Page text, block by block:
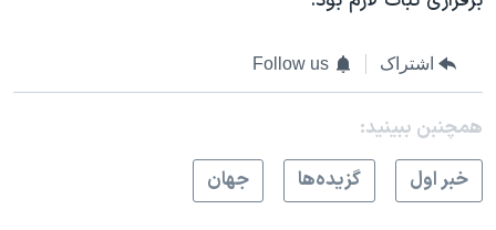
اشتراک Follow us
همچنبن ببینید:
خبر اول
گزيده‌ها جهان